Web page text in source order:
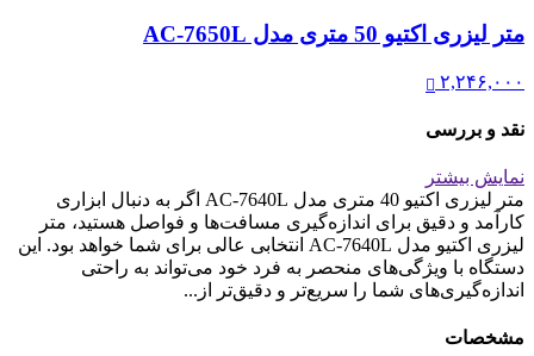
متر لیزری اکتیو 50 متری مدل AC-7650L
۲,۲۴۶,۰۰۰
نقد و بررسی
نمایش بیشتر
متر لیزری اکتیو 40 متری مدل AC-7640L اگر به دنبال ابزاری
کارآمد و دقیق برای اندازه‌گیری مسافت‌ها و فواصل هستید، متر
لیزری اکتیو مدل AC-7640L انتخابی عالی برای شما خواهد بود. این
دستگاه با ویژگی‌های منحصر به فرد خود می‌تواند به راحتی
اندازه‌گیری‌های شما را سریع‌تر و دقیق‌تر از...
مشخصات